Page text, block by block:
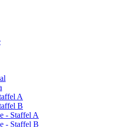
A
B
- Staffel A
- Staffel B